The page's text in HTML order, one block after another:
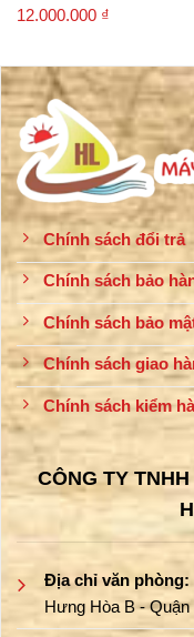
12.000.000 ₫
Chính sách đổi trả
Chính sách bảo
Chính sách bảo
Chính sách giao
Chính sách kiểm
CÔNG TY
Địa chỉ văn phòng:
Hưng Hòa B -